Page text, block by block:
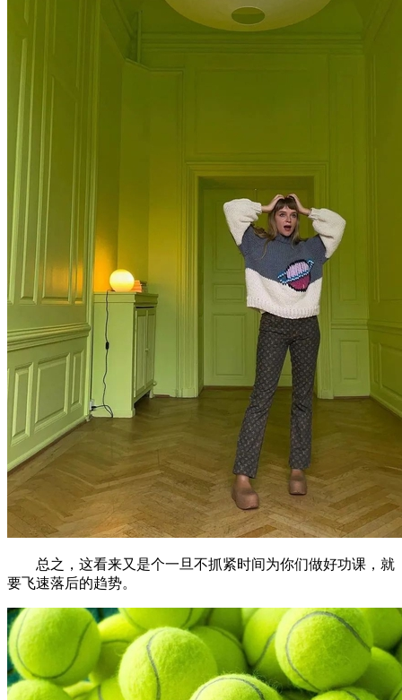
总之，这看来又是个一旦不抓紧时间为你们做好功课，就
要飞速落后的趋势。